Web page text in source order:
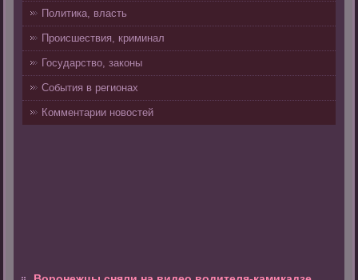
Политика, власть
Происшествия, криминал
Государство, законы
События в регионах
Комментарии новостей